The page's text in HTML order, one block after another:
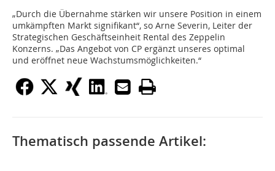
„Durch die Übernahme stärken wir unsere Position in einem
umkämpften Markt signifikant“, so Arne Severin, Leiter der
Strategischen Geschäftseinheit Rental des Zeppelin
Konzerns. „Das Angebot von CP ergänzt unseres optimal
und eröffnet neue Wachstumsmöglichkeiten.“
Thematisch passende Artikel: